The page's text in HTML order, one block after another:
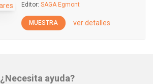
Editor: SAGA Egmont
MUESTRA ver detalles
¿Necesita ayuda?